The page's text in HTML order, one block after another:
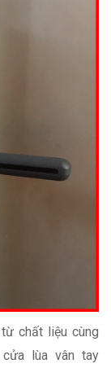
chất liệu cùng
lùa vân tay